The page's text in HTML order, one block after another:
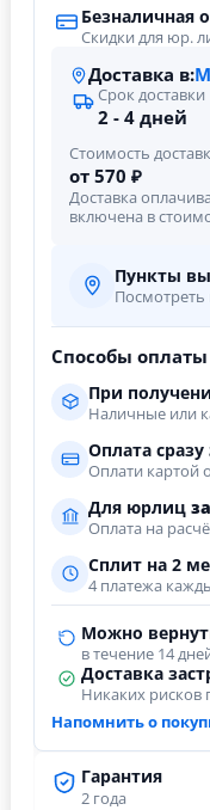
Гарантия
2 года
Безналичная
Скидки для юр.
Доставка в:
Срок доставки
2 - 4 дней
Стоимость
от 570 ₽
Доставка
включена в
Пункты
Посмотреть
Способы оплаты
При
Наличные или
Оплата сразу
Оплати картой
Для юрлиц за
Оплата на
Сплит на 2
4 платежа
Можно
в течение 14
Доставка
Никаких рисков
Напомнить о